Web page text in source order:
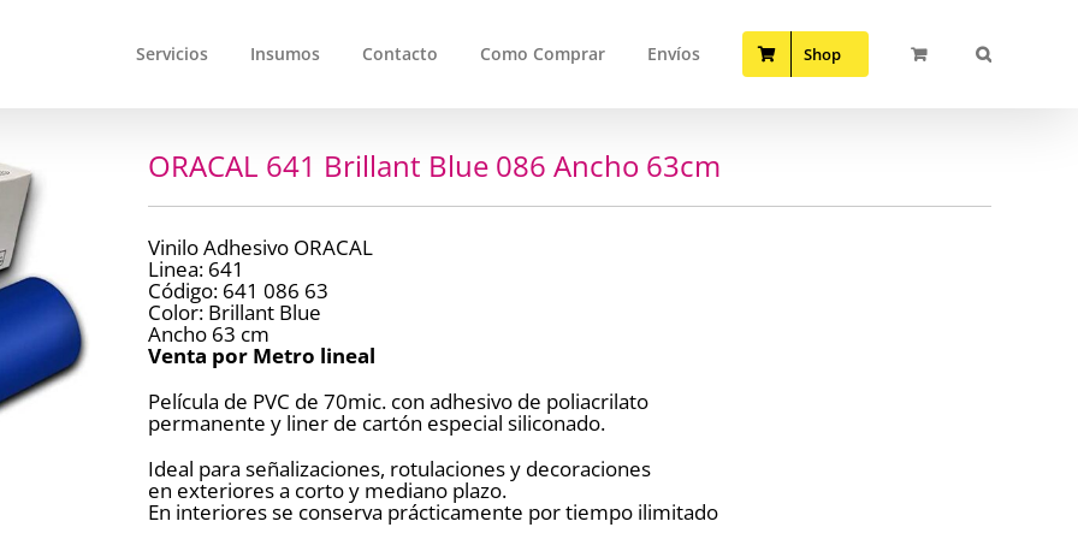
Servicios Insumos Contacto Como Comprar Envíos Shop
ORACAL 641 Brillant Blue 086 Ancho 63cm
Vinilo Adhesivo ORACAL
Linea: 641
Código: 641 086 63
Color: Brillant Blue
Ancho 63 cm
Venta por Metro lineal
Película de PVC de 70mic. con adhesivo de poliacrilato
permanente y liner de cartón especial siliconado.
Ideal para señalizaciones, rotulaciones y decoraciones
en exteriores a corto y mediano plazo.
En interiores se conserva prácticamente por tiempo ilimitado